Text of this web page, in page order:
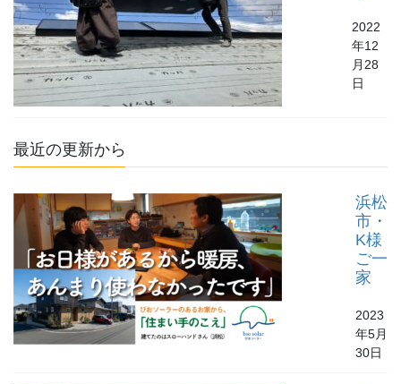
2022
年12
月28
日
最近の更新から
浜松
市・
K様
ご一
家
2023
年5月
30日